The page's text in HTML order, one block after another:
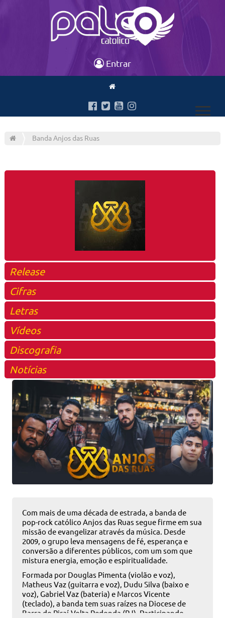
Entrar
Banda Anjos das Ruas
Release
Cifras
Letras
Vídeos
Discografia
Notícias
Com mais de uma década de estrada, a banda de
pop-rock católico Anjos das Ruas segue firme em sua
missão de evangelizar através da música. Desde
2009, o grupo leva mensagens de fé, esperança e
conversão a diferentes públicos, com um som que
mistura energia, emoção e espiritualidade.
Formada por Douglas Pimenta (violão e voz),
Matheus Vaz (guitarra e voz), Dudu Silva (baixo e
voz), Gabriel Vaz (bateria) e Marcos Vicente
(teclado), a banda tem suas raízes na Diocese de
Barra do Piraí-Volta Redonda (RJ). Participando